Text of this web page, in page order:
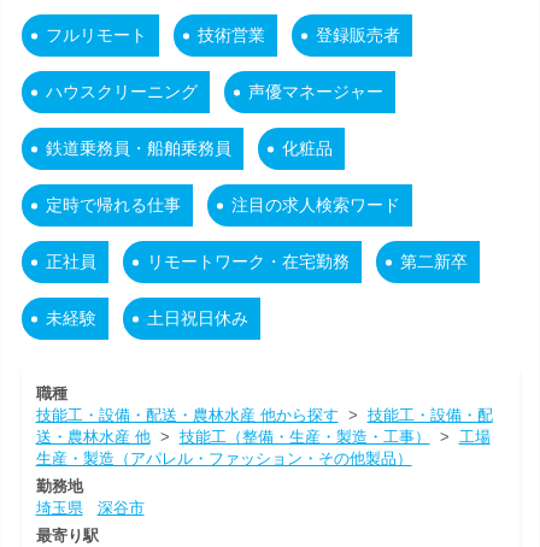
フルリモート 技術営業 登録販売者
ハウスクリーニング 声優マネージャー
鉄道乗務員・船舶乗務員 化粧品
定時で帰れる仕事 注目の求人検索ワード
正社員 リモートワーク・在宅勤務 第二新卒
未経験 土日祝日休み
職種
技能工・設備・配送・農林水産 他から探す > 技能工・設備・配
送・農林水産 他> 技能工（整備・生産・製造・工事） > 工場
生産・製造（アパレル・ファッション・その他製品）
勤務地
埼玉県
深谷市
最寄り駅